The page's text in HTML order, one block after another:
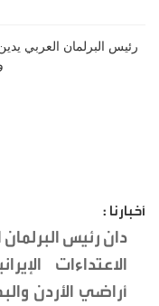
أخبارنا :
دان رئيس
الاعتداءات
أراضي الأردن